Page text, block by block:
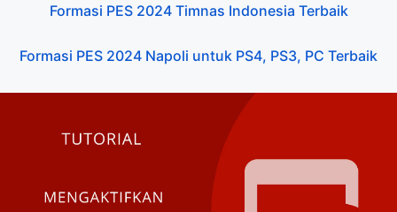
Formasi PES 2024 Timnas Indonesia Terbaik
Formasi PES 2024 Napoli untuk PS4, PS3, PC Terbaik